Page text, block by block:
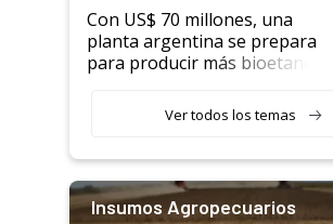
Con US$ 70 millones, una
planta argentina se prepara
para producir más bioetanol
Ver todos los temas
Insumos Agropecuarios